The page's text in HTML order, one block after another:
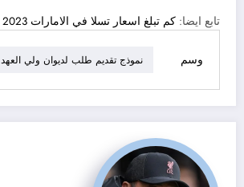
تابع ايضا: كم تبلغ اسعار تسلا في الامارات 2023
وسم نموذج تقديم طلب لديوان ولي العهد